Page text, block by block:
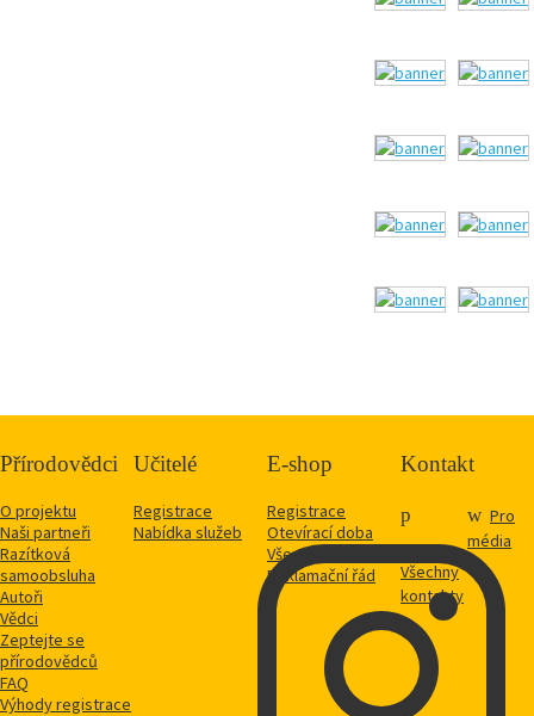
Přírodovědci
O projektu
Naši partneři
Razítková
samoobsluha
Autoři
Vědci
Zeptejte se
přírodovědců
FAQ
Výhody registrace
Učitelé
Registrace
Nabídka služeb
E-shop
Registrace
Otevírací doba
Vše o nákupu
Reklamační řád
Kontakt
Všechny
kontakty
Pro
média